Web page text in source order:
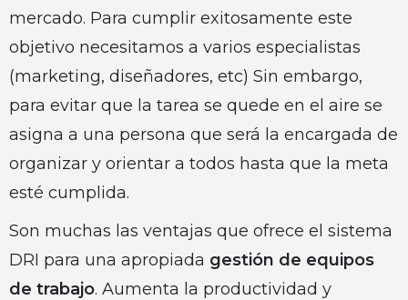
mercado. Para cumplir exitosamente este
objetivo necesitamos a varios especialistas
(marketing, diseñadores, etc) Sin embargo,
para evitar que la tarea se quede en el aire se
asigna a una persona que será la encargada de
organizar y orientar a todos hasta que la meta
esté cumplida.
Son muchas las ventajas que ofrece el sistema
DRI para una apropiada gestión de equipos
de trabajo. Aumenta la productividad y